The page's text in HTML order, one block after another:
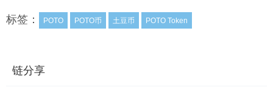
标签： POTO POTO币 土豆币 POTO Token
链分享